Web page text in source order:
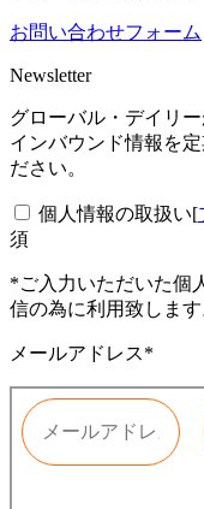
お問い合わせフォーム
Newsletter
グローバル・デイリ
インバウンド情報を
ださい。
個人情報の取扱い[
須
*ご入力いただいた個
信の為に利用致します
メールアドレス*